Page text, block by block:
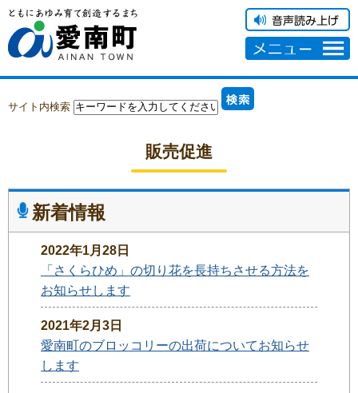
メニュー
サイト内検索
販売促進
新着情報
2022年1月28日
「さくらひめ」の切り花を長持ちさせる方法を
お知らせします
2021年2月3日
愛南町のブロッコリーの出荷についてお知らせ
します